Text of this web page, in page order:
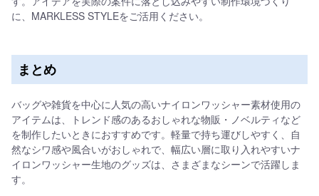
に、MARKLESS STYLEをご活用ください。
まとめ
バッグや雑貨を中心に人気の高いナイロンワッシャー素材使用の
アイテムは、トレンド感のあるおしゃれな物販・ノベルティなど
を制作したいときにおすすめです。軽量で持ち運びしやすく、自
然なシワ感や風合いがおしゃれで、幅広い層に取り入れやすいナ
イロンワッシャー生地のグッズは、さまざまなシーンで活躍しま
す。